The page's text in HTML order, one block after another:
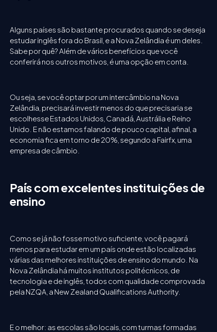
Alguns países são bastante procurados quando se deseja
estudar inglês fora do Brasil, e a Nova Zelândia é um deles.
Sabe por quê? Além de vários benefícios que você
conferirá nos outros motivos, é uma opção em conta.
Ou seja, se você optar por um intercâmbio na Nova
Zelândia, precisará investir menos do que precisaria se
escolhesse Estados Unidos, Canadá, Austrália e Reino
Unido. E não estamos falando de pouco capital, afinal, a
economia fica em torno de 20%, segundo a Fairfx, uma
empresa de câmbio.
País com excelentes instituições de
ensino
Como se já não fosse motivo suficiente, você pagará
menos para estudar em um país onde estão localizadas
várias das melhores instituições de ensino do mundo. Na
Nova Zelândia há muitos institutos politécnicos, de
tecnologia e de inglês, todos com qualidade comprovada
pela NZQA, a New Zealand Qualifications Authority.
E o melhor: as escolas são locais, com turmas formadas